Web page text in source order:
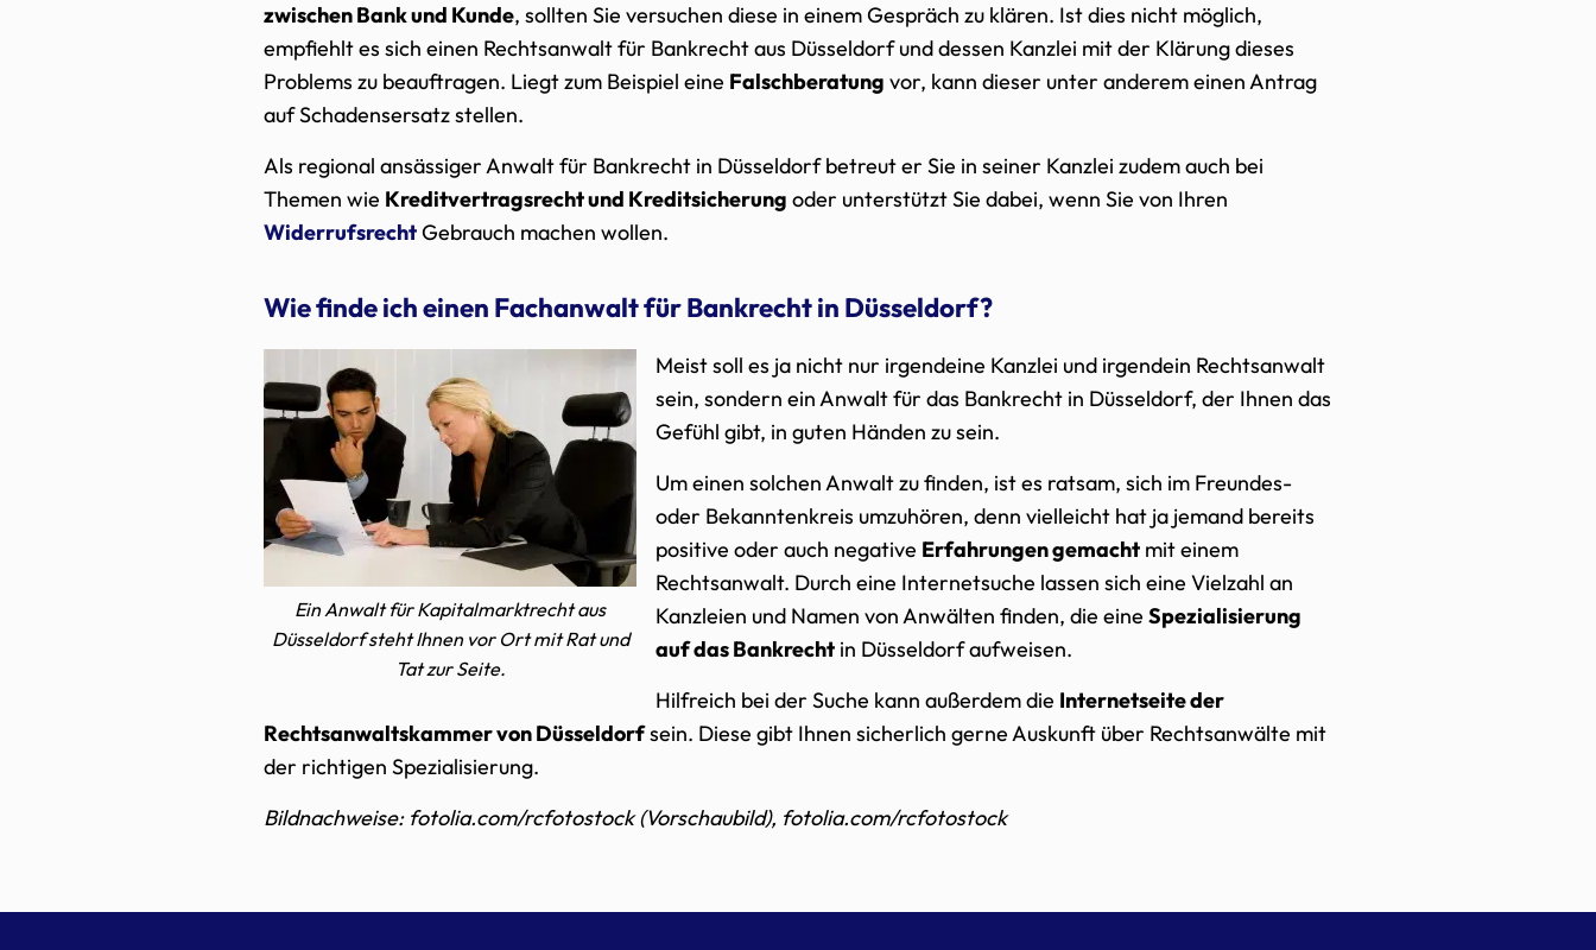
zwischen Bank und Kunde, sollten Sie versuchen diese in einem Gespräch zu klären. Ist dies nicht möglich,
empfiehlt es sich einen Rechtsanwalt für Bankrecht aus Düsseldorf und dessen Kanzlei mit der Klärung dieses
Problems zu beauftragen. Liegt zum Beispiel eine Falschberatung vor, kann dieser unter anderem einen Antrag
auf Schadensersatz stellen.
Als regional ansässiger Anwalt für Bankrecht in Düsseldorf betreut er Sie in seiner Kanzlei zudem auch bei
Themen wie Kreditvertragsrecht und Kreditsicherung oder unterstützt Sie dabei, wenn Sie von Ihren
WiderrufsrechtGebrauch machen wollen.
Wie finde ich einen Fachanwalt für Bankrecht in Düsseldorf?
Ein Anwalt für Kapitalmarktrecht aus
Düsseldorf steht Ihnen vor Ort mit Rat und
Tat zur Seite.
Meist soll es ja nicht nur irgendeine Kanzlei und irgendein Rechtsanwalt
sein, sondern ein Anwalt für das Bankrecht in Düsseldorf, der Ihnen das
Gefühl gibt, in guten Händen zu sein.
Um einen solchen Anwalt zu finden, ist es ratsam, sich im Freundes-
oder Bekanntenkreis umzuhören, denn vielleicht hat ja jemand bereits
positive oder auch negative Erfahrungen gemacht mit einem
Rechtsanwalt. Durch eine Internetsuche lassen sich eine Vielzahl an
Kanzleien und Namen von Anwälten finden, die eine Spezialisierung
auf das Bankrecht in Düsseldorf aufweisen.
Hilfreich bei der Suche kann außerdem die Internetseite der
Rechtsanwaltskammer von Düsseldorfsein. Diese gibt Ihnen sicherlich gerne Auskunft über Rechtsanwälte mit
der richtigen Spezialisierung.
Bildnachweise: fotolia.com/rcfotostock (Vorschaubild), fotolia.com/rcfotostock